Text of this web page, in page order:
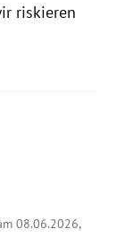
riskieren
08.06.2026,